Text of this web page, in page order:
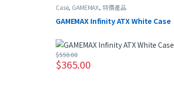
Case, GAMEMAX, 特價產品
GAMEMAX Infinity ATX White Case
$365.00
$550.00